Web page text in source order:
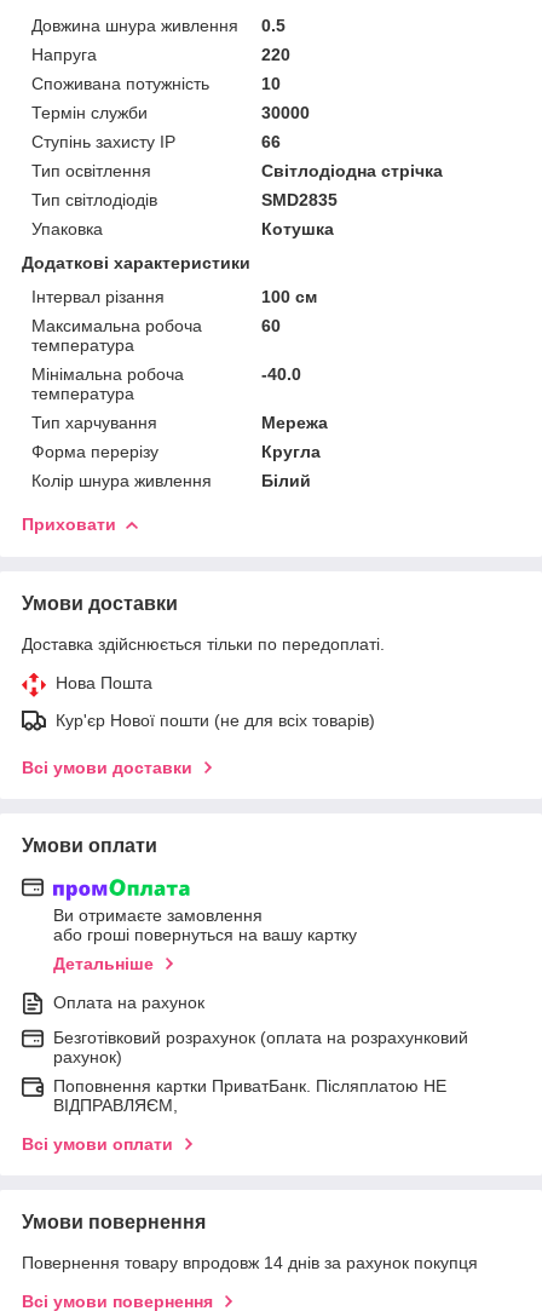
Довжина шнура живлення
0.5
Напруга
220
Споживана потужність
10
Термін служби
30000
Ступінь захисту IP
66
Тип освітлення
Світлодіодна стрічка
Тип світлодіодів
SMD2835
Упаковка
Котушка
Додаткові характеристики
Інтервал різання
100 см
Максимальна робоча
температура
60
Мінімальна робоча
температура
-40.0
Тип харчування
Мережа
Форма перерізу
Кругла
Колір шнура живлення
Білий
Приховати
Умови доставки
Доставка здійснюється тільки по передоплаті.
Нова Пошта
Кур'єр Нової пошти (не для всіх товарів)
Всі умови доставки
Умови оплати
Ви отримаєте замовлення
або гроші повернуться на вашу картку
Детальніше
Оплата на рахунок
Безготівковий розрахунок (оплата на розрахунковий
рахунок)
Поповнення картки ПриватБанк. Післяплатою НЕ
ВІДПРАВЛЯЄМ,
Всі умови оплати
Умови повернення
Повернення товару впродовж 14 днів за рахунок покупця
Всі умови повернення